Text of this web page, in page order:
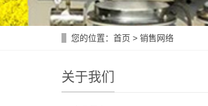
您的位置： 首页 > 销售网络
关于我们